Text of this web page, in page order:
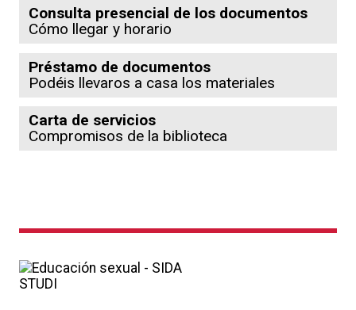
Consulta presencial de los documentos
Cómo llegar y horario
Préstamo de documentos
Podéis llevaros a casa los materiales
Carta de servicios
Compromisos de la biblioteca